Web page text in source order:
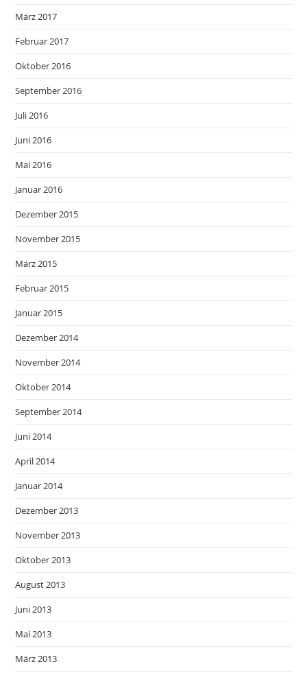
März 2017
Februar 2017
Oktober 2016
September 2016
Juli 2016
Juni 2016
Mai 2016
Januar 2016
Dezember 2015
November 2015
März 2015
Februar 2015
Januar 2015
Dezember 2014
November 2014
Oktober 2014
September 2014
Juni 2014
April 2014
Januar 2014
Dezember 2013
November 2013
Oktober 2013
August 2013
Juni 2013
Mai 2013
März 2013